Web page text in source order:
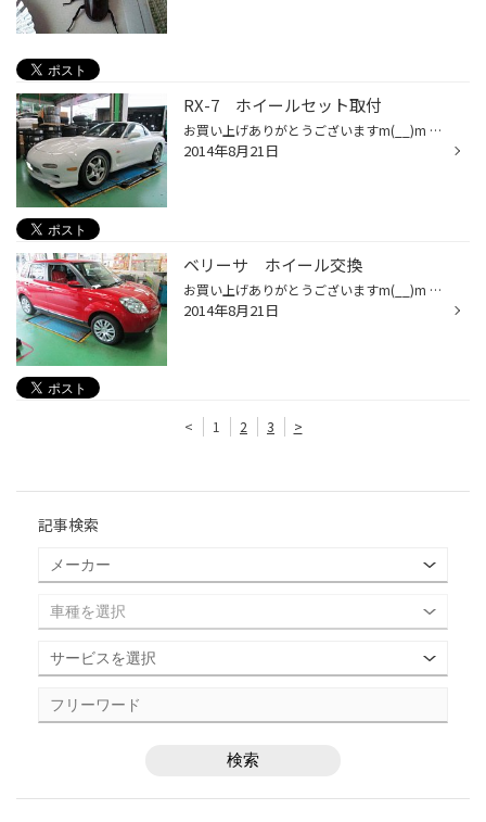
RX-7 ホイールセット取付
お買い上げありがとうございますm(__)m ホイール：ワーク イクサ02C タイヤ ：ポテンザ RE-11A 純正の5本スポークからの変更。 カラーは、ゴールドを選びました。 ホイールは、前後サイズを変えました。 純正では、後ろが引っ込んでいたのですが… 前後とも同じくらいになりました。 純正ホイール...
2014年8月21日
ベリーサ ホイール交換
お買い上げありがとうございますm(__)m ホイール：エコフォルム CRS130 サイズ ：15×60 4/100 純正ホイールから軽量ホイールに変更。 タイヤをそのまま使用しました。 ブラポリですので、愛車が見違えるように変わりました♪ 足元が引きしまりますね。 純正ホイールと比べて、重量が軽くなりました...
2014年8月21日
< 1 2 3 >
記事検索